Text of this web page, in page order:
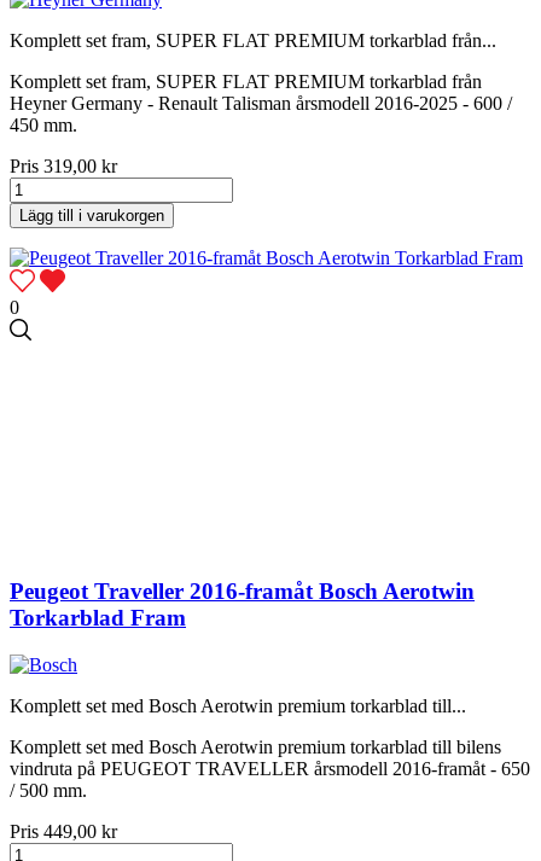
Komplett set fram, SUPER FLAT PREMIUM torkarblad från...
Komplett set fram, SUPER FLAT PREMIUM torkarblad från
Heyner Germany - Renault Talisman årsmodell 2016-2025 - 600 /
450 mm.
Pris 319,00 kr
Lägg till i varukorgen
0
Peugeot Traveller 2016-framåt Bosch Aerotwin
Torkarblad Fram
Komplett set med Bosch Aerotwin premium torkarblad till...
Komplett set med Bosch Aerotwin premium torkarblad till bilens
vindruta på PEUGEOT TRAVELLER årsmodell 2016-framåt - 650
/ 500 mm.
Pris 449,00 kr